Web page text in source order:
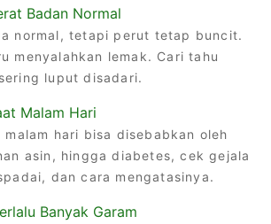
Badan Normal
normal, tetapi perut tetap buncit.
menyalahkan lemak. Cari tahu
luput disadari.
Malam Hari
malam hari bisa disebabkan oleh
asin, hingga diabetes, cek gejala
dan cara mengatasinya.
Banyak Garam